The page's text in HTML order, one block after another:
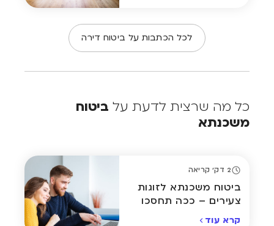
לכל הכתבות על ביטוח דירה
כל מה שרצית לדעת על ביטוח
משכנתא
2 דק' קריאה
ביטוח משכנתא לזוגות
צעירים – ככה תחסכו
קרא עוד